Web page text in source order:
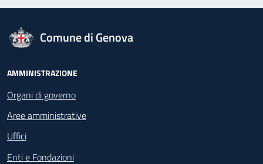
logo Unione Europea
Comune di Genova
Footer - Navigazione
AMMINISTRAZIONE
Organi di governo
Aree amministrative
Uffici
Enti e Fondazioni